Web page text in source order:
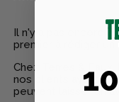
Il n'y a pas encore
premier à rédiger un
Chez Terres &
nos clients ayant
peuvent laisser un